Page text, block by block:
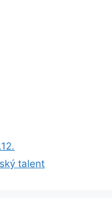
talent